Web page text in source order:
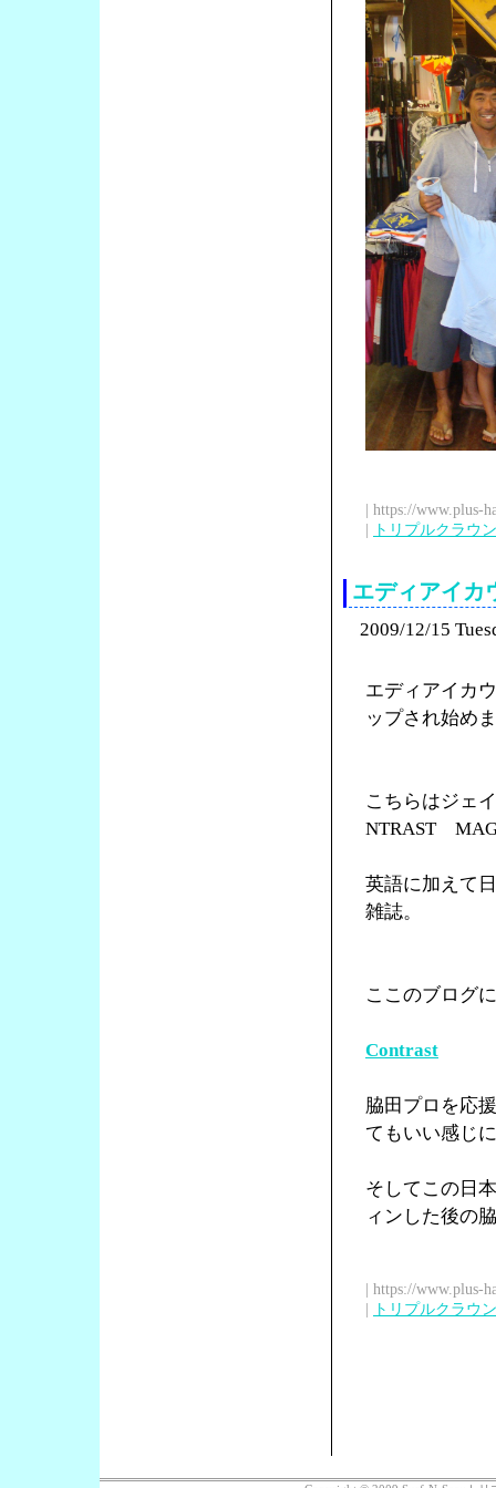
| https://www.plus-
|
トリプルクラウ
エディアイカ
2009/12/15
エディアイカ
ップされ始め
こちらはジェ
NTRAST
英語に加えて
雑誌。
ここのブログ
Contrast
脇田プロを応
てもいい感じ
そしてこの日
ィンした後の
| https://www.plus-
|
トリプルクラウ